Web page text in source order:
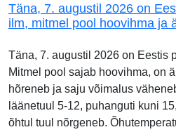
Täna, 7. augustil 2026 on
ilm, mitmel pool hoovihma ja
Täna, 7. augustil 2026 on Eestis
Mitmel pool sajab hoovihma, on
hõreneb ja saju võimalus
läänetuul 5-12, puhanguti kuni
õhtul tuul nõrgeneb.